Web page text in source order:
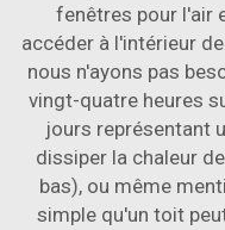
fenêtres pour l'air
accéder à l'intérieur
nous n'ayons pas
vingt-quatre heures
jours représentant
dissiper la chaleur
bas), ou même
simple qu'un toit